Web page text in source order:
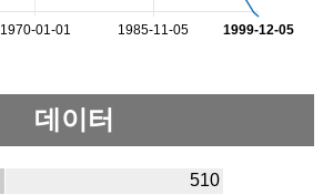
1970-01-01 1985-11-05 1999-12-05
데이터
510